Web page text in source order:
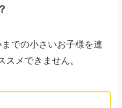
での小さいお子様を連
スメできません。